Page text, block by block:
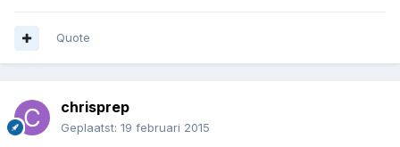
Quote
chrisprep
Geplaatst: 19 februari 2015